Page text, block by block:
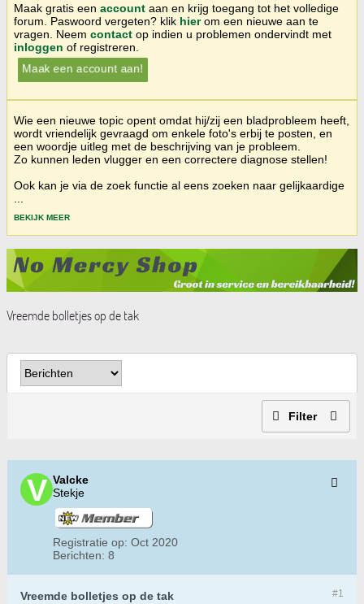
Maak gratis een account aan en krijg toegang tot het volledige
forum. Paswoord vergeten? klik hierom een nieuwe aan te
vragen. Neem contact op indien u problemen ondervindt met
inloggen of registreren.
Maak een account aan!
Wie een nieuwe topic opent omdat hij/zij een bladprobleem heeft,
wordt vriendelijk gevraagd om enkele foto's erbij te posten, en
een woordje uitleg met de beschrijving van je probleem.
Zo kunnen leden vlugger en een correctere diagnose stellen!
Ook kan je via de zoek functie al eens zoeken naar gelijkaardige
BEKIJK MEER
Vreemde bolletjes op de tak
Filter
Valcke
Stekje
Registratie op: Oct 2020
Berichten: 8
#1
Vreemde bolletjes op de tak